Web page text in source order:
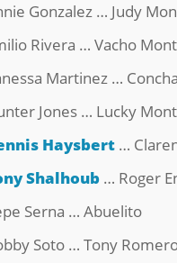
Gonzalez … Judy
Rivera … Vacho
Martinez …
Jones … Lucky
Haysbert …
Shalhoub … Roger
Serna … Abuelito
Soto … Tony